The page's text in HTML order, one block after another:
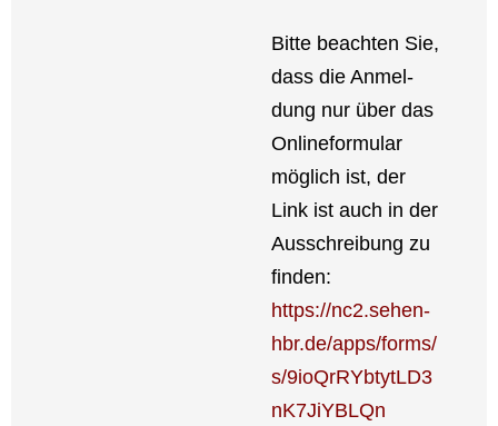
Bit­te beach­ten Sie,
dass die Anmel­
dung nur über das
Online­for­mu­lar
mög­lich ist, der
Link ist auch in der
Aus­schrei­bung zu
fin­den:
https://nc2.sehen-
hbr.de/apps/forms/
s/9ioQrRYbtytLD3
nK7JiYBLQn